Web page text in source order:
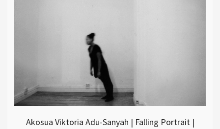
Akosua Viktoria Adu-Sanyah | Falling Portrait |